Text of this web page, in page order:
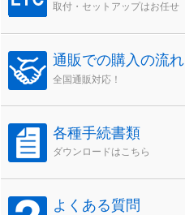
取付・セットアップはお任せ
通販での購入の流れ
全国通販対応！
各種手続書類
ダウンロードはこちら
よくある質問